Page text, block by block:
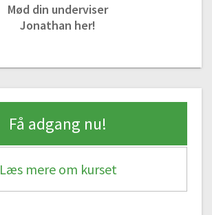
Mød din underviser
Jonathan her!
Få adgang nu!
Læs mere om kurset